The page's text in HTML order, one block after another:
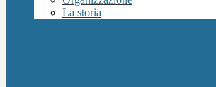
La storia